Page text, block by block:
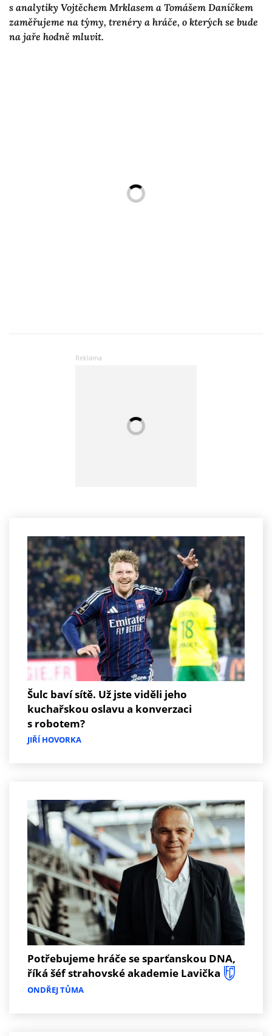
s analytiky Vojtěchem Mrklasem a Tomášem Daníčkem
zaměřujeme na týmy, trenéry a hráče, o kterých se bude
na jaře hodně mluvit.
Šulc baví sítě. Už jste viděli jeho
kuchařskou oslavu a konverzaci
s robotem?
JIŘÍ HOVORKA
Potřebujeme hráče se sparťanskou DNA,
říká šéf strahovské akademie Lavička
ONDŘEJ TŮMA